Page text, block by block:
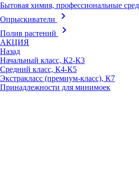
Бытовая химия, профессиональные
Опрыскиватели keyboard_arrow_right
Полив растений keyboard_arrow_right
АКЦИЯ
Назад
Начальный класс, К2-К3
Средний класс, К4-К5
Экстракласс (премиум-класс), К7
Принадлежности для минимоек